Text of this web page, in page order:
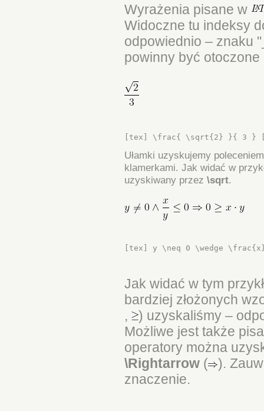
Wyrażenia pisane w
Widoczne tu indeksy
odpowiednio – znaku
powinny być
[tex] \frac{ \sqrt{2} }{ 3 }
Ułamki uzyskujemy
klamerkami. Jak widać w
uzyskiwany przez \sqrt.
[tex] y \neq 0 \wedge
Jak widać w tym
bardziej złożonych
,
) uzyskaliśmy –
Możliwe jest także
operatory można
\Rightarrow (
).
znaczenie.